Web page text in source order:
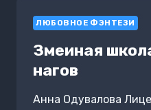
ЛЮБОВНОЕ ФЭНТЕЗИ
Змеиная
нагов
Анна Одувалова